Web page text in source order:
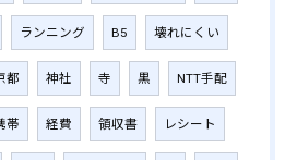
ランニング B5 壊れにくい
都 神社 寺 黒 NTT手配
帯 経費 領収書 レシート